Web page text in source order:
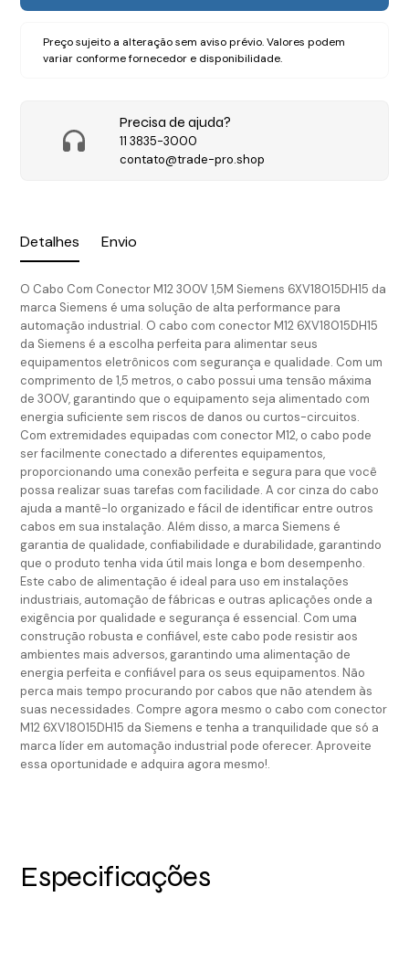
Detalhes Envio
O Cabo Com Conector M12 300V 1,5M Siemens 6XV18015DH15 da
marca Siemens é uma solução de alta performance para
automação industrial. O cabo com conector M12 6XV18015DH15
da Siemens é a escolha perfeita para alimentar seus
equipamentos eletrônicos com segurança e qualidade. Com um
comprimento de 1,5 metros, o cabo possui uma tensão máxima
de 300V, garantindo que o equipamento seja alimentado com
energia suficiente sem riscos de danos ou curtos-circuitos.
Com extremidades equipadas com conector M12, o cabo pode
ser facilmente conectado a diferentes equipamentos,
proporcionando uma conexão perfeita e segura para que você
possa realizar suas tarefas com facilidade. A cor cinza do cabo
ajuda a mantê-lo organizado e fácil de identificar entre outros
cabos em sua instalação. Além disso, a marca Siemens é
garantia de qualidade, confiabilidade e durabilidade, garantindo
que o produto tenha vida útil mais longa e bom desempenho.
Este cabo de alimentação é ideal para uso em instalações
industriais, automação de fábricas e outras aplicações onde a
exigência por qualidade e segurança é essencial. Com uma
construção robusta e confiável, este cabo pode resistir aos
ambientes mais adversos, garantindo uma alimentação de
energia perfeita e confiável para os seus equipamentos. Não
perca mais tempo procurando por cabos que não atendem às
suas necessidades. Compre agora mesmo o cabo com conector
M12 6XV18015DH15 da Siemens e tenha a tranquilidade que só a
marca líder em automação industrial pode oferecer. Aproveite
essa oportunidade e adquira agora mesmo!.
Preço sujeito a alteração sem aviso prévio. Valores podem
variar conforme fornecedor e disponibilidade.
Precisa de ajuda?
11 3835-3000
contato@trade-pro.shop
Especificações